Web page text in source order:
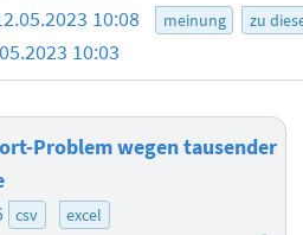
10:08 meinung zu
10:03
Problem wegen tausender
csv excel